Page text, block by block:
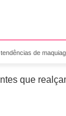
de
que